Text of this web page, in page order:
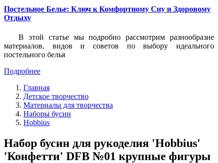
Постельное Белье: Ключ к Комфортному Сну и Здоровому
Отдыху
В этой статье мы подробно рассмотрим разнообразие
материалов, видов и советов по выбору идеального
постельного белья
Подробнее
Главная
Детское творчество
Материалы для творчества
Наборы бусин
Hobbius
Набор бусин для рукоделия 'Hobbius'
'Конфетти' DFB №01 крупные фигуры